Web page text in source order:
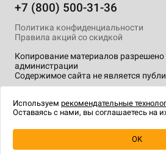
+7 (800) 500-31-36
Копирование материалов
администрации
Содержимое сайта не является
Политика конфиденциальности
Правила акций со скидкой
технологии.
Используем рекомендательные
Оставаясь с нами, вы соглашаетесь на
OK